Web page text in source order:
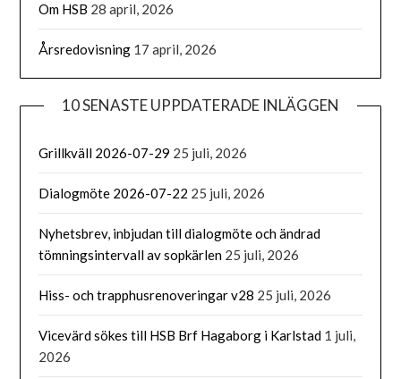
Om HSB 28 april, 2026
Årsredovisning 17 april, 2026
10 SENASTE UPPDATERADE INLÄGGEN
Grillkväll 2026-07-29 25 juli, 2026
Dialogmöte 2026-07-22 25 juli, 2026
Nyhetsbrev, inbjudan till dialogmöte och ändrad
tömningsintervall av sopkärlen 25 juli, 2026
Hiss- och trapphusrenoveringar v28 25 juli, 2026
Vicevärd sökes till HSB Brf Hagaborg i Karlstad 1 juli,
2026